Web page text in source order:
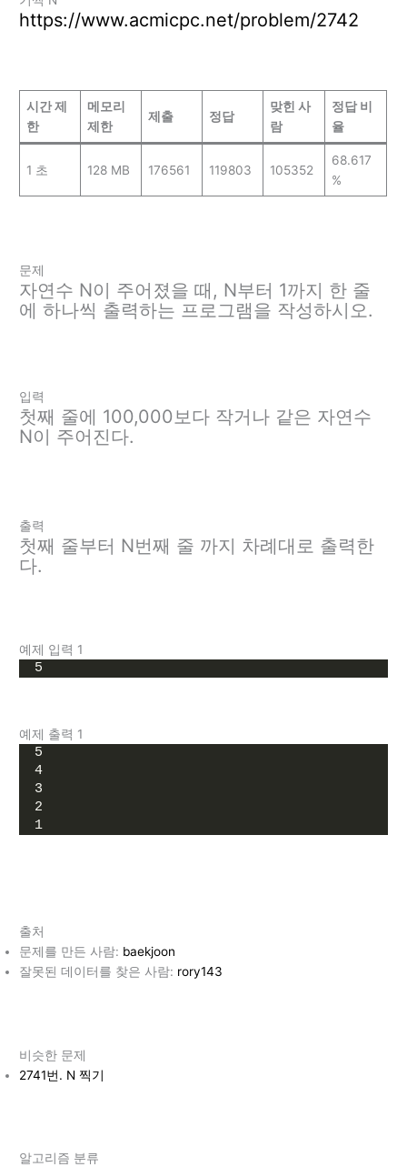
https://www.acmicpc.net/problem/2742
시간 제
한
메모리
제한
제출 정답
맞힌 사
람
정답 비
율
1 초 128 MB 176561 119803 105352
68.617
%
문제
자연수 N이 주어졌을 때, N부터 1까지 한 줄
에 하나씩 출력하는 프로그램을 작성하시오.
입력
첫째 줄에 100,000보다 작거나 같은 자연수
N이 주어진다.
출력
첫째 줄부터 N번째 줄 까지 차례대로 출력한
다.
예제 입력 1
5
예제 출력 1
5
4
3
2
1
출처
문제를 만든 사람: baekjoon
잘못된 데이터를 찾은 사람: rory143
비슷한 문제
2741번. N 찍기
알고리즘 분류